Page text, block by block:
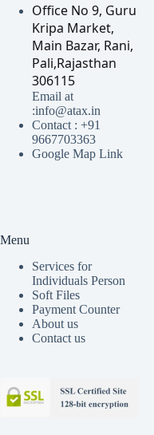
Office No 9, Guru
Kripa Market,
Main Bazar, Rani,
Pali,Rajasthan
306115
Email at
:info@atax.in
Contact : +91
9667703363
Google Map Link
Menu
Services for
Individuals Person
Soft Files
Payment Counter
About us
Contact us